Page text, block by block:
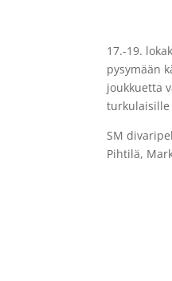
17.-19.
pysymään
joukkuetta
turkulaisille
SM
Pihtilä,